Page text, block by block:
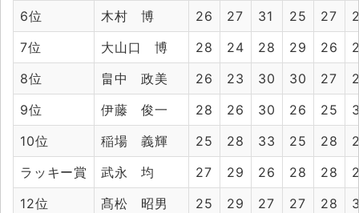
6位
木村 博 26 27 31 25 27
7位
大山口 博 28 24 28 29 26
8位
畠中 政美 26 23 30 30 27
9位
伊藤 俊一 28 26 30 26 25
10位
稲場 義輝 25 28 33 25 28
ラッキー賞
武永 均 27 29 26 28 28
12位
髙松 昭男 25 29 27 27 28